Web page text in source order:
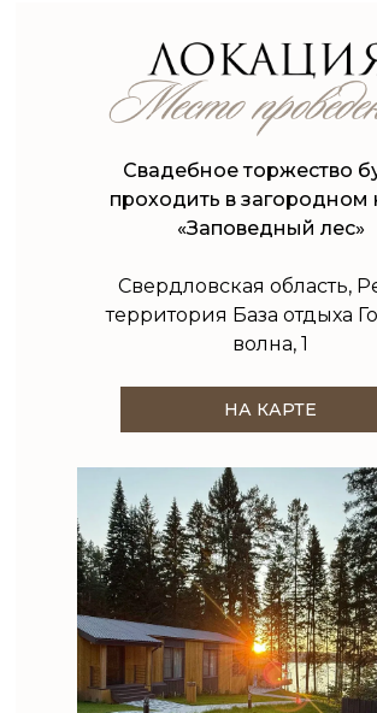
Свадебное торжество
проходить в загородном
«Заповедный лес»
Свердловская область,
территория База отдыха
волна, 1
НА КАРТЕ